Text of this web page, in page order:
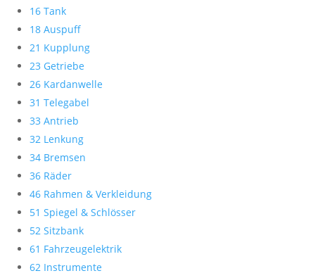
16 Tank
18 Auspuff
21 Kupplung
23 Getriebe
26 Kardanwelle
31 Telegabel
33 Antrieb
32 Lenkung
34 Bremsen
36 Räder
46 Rahmen & Verkleidung
51 Spiegel & Schlösser
52 Sitzbank
61 Fahrzeugelektrik
62 Instrumente